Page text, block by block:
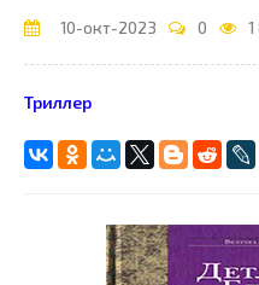
10-окт-2023 0
Триллер